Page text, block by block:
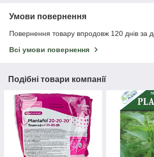
Умови повернення
Повернення товару впродовж 120 днів за
Всі умови повернення
Подібні товари компанії